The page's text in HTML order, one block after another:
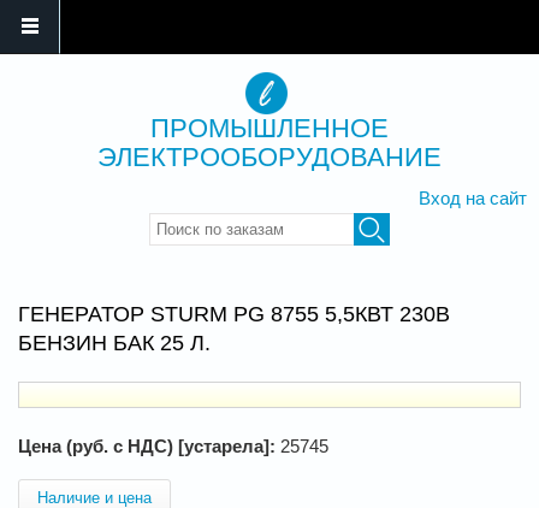
ПРОМЫШЛЕННОЕ
ЭЛЕКТРООБОРУДОВАНИЕ
Вход на сайт
Введите ключевые слова для
ГЕНЕРАТОР STURM PG 8755 5,5КВТ 230В
БЕНЗИН БАК 25 Л.
Цена (руб. с НДС) [устарела]: 25745
Наличие и цена